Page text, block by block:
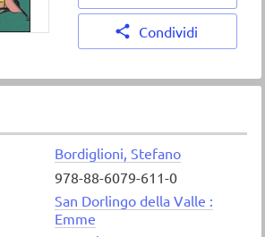
Condividi
Bordiglioni, Stefano
978-88-6079-611-0
San Dorlingo della Valle :
Emme